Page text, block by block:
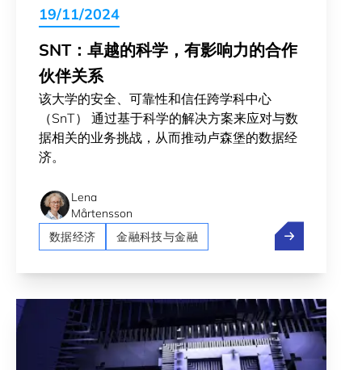
19/11/2024
SNT：卓越的科学，有影响力的合作
伙伴关系
该大学的安全、可靠性和信任跨学科中心
（SnT） 通过基于科学的解决方案来应对与数
据相关的业务挑战，从而推动卢森堡的数据经
济。
Lena
Mårtensson
数据经济
金融科技与金融 SnT：卓越的